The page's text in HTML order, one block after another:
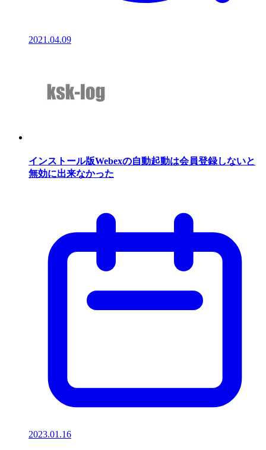
2021.04.09
インストール版Webexの自動起動は会員登録しないと
無効に出来なかった
2023.01.16